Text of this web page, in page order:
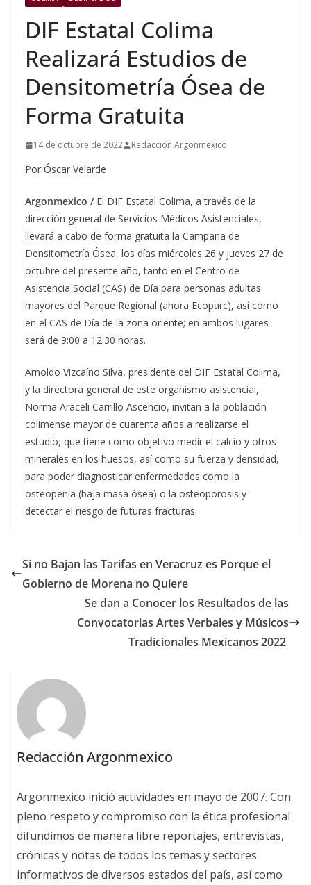
DIF Estatal Colima
Realizará Estudios de
Densitometría Ósea de
Forma Gratuita
14 de octubre de 2022 Redacción Argonmexico
Por Óscar Velarde
Argonmexico / El DIF Estatal Colima, a través de la
dirección general de Servicios Médicos Asistenciales,
llevará a cabo de forma gratuita la Campaña de
Densitometría Ósea, los días miércoles 26 y jueves 27 de
octubre del presente año, tanto en el Centro de
Asistencia Social (CAS) de Día para personas adultas
mayores del Parque Regional (ahora Ecoparc), así como
en el CAS de Día de la zona oriente; en ambos lugares
será de 9:00 a 12:30 horas.
Arnoldo Vizcaíno Silva, presidente del DIF Estatal Colima,
y la directora general de este organismo asistencial,
Norma Araceli Carrillo Ascencio, invitan a la población
colimense mayor de cuarenta años a realizarse el
estudio, que tiene como objetivo medir el calcio y otros
minerales en los huesos, así como su fuerza y densidad,
para poder diagnosticar enfermedades como la
osteopenia (baja masa ósea) o la osteoporosis y
detectar el riesgo de futuras fracturas.
Si no Bajan las Tarifas en Veracruz es Porque el
Gobierno de Morena no Quiere
Se dan a Conocer los Resultados de las
Convocatorias Artes Verbales y Músicos
Tradicionales Mexicanos 2022
Redacción Argonmexico
Argonmexico inició actividades en mayo de 2007. Con
pleno respeto y compromiso con la ética profesional
difundimos de manera libre reportajes, entrevistas,
crónicas y notas de todos los temas y sectores
informativos de diversos estados del país, así como